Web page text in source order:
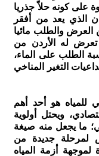
على كونه حلاّ جذريا
الذي يعد من أفقر
العرض والطلب مائيا
تعرض له الأردن من
الطلب على الماء،
التغير المناخي
للمياه هو أحد أهم
ويحتل أولوية
ما يجعل منه صيغة
لمرحلة جديدة من
لموجهة أزمة المياه